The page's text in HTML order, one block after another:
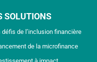
SOLUTIONS
défis de l’inclusion financière
de la microfinance
à impact